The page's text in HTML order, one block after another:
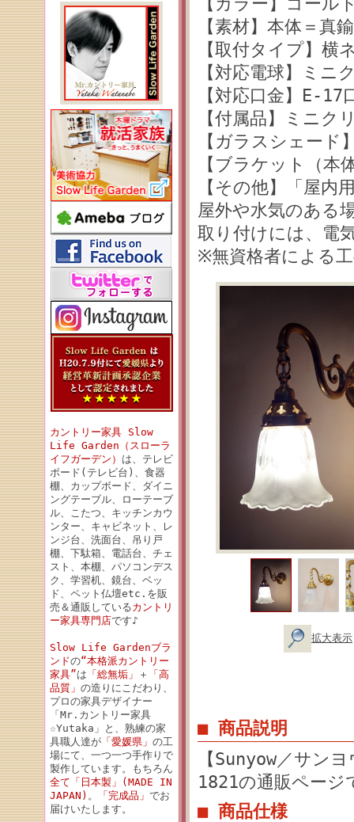
カントリー家具 Slow
Life Garden（スローラ
イフガーデン） は、テレビ
ボード(テレビ台)、食器
棚、カップボード、ダイニ
ングテーブル、ローテーブ
ル、こたつ、キッチンカウ
ンター、キャビネット、レ
ンジ台、洗面台、吊り戸
棚、下駄箱、電話台、チェ
スト、本棚、パソコンデス
ク、学習机、鏡台、ベッ
ド、ペット仏壇etc.を販
売＆通販しているカントリ
ー家具専門店です♪
Slow Life Gardenブラ
ンドの“本格派カントリー
家具”は 「総無垢」 ＋
「高
品質」 の造りにこだわり、
プロの家具デザイナー
「Mr.カントリー家具
☆Yutaka」と、熟練の家
具職人達が「愛媛県」 の工
場にて、一つ一つ手作りで
製作しています。もちろん
全て「日本製」(MADE IN
JAPAN) 。 「完成品」 でお
届けいたします。
【素材】本体＝真
【取付タイプ】横
【対応電球】ミニ
【対応口金】E-17
【付属品】ミニク
【ガラスシェード
【ブラケット（本
【その他】「屋内
屋外や水気のある
取り付けには、電
※無資格者による
拡大表示
■ 商品説明
【Sunyow／サン
1821の通販ページ
■ 商品仕様